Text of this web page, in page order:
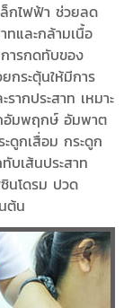
กไฟฟ้า ช่วยลด
ทและกล้ามเนื้อ
ารกดทับของ
กระตุ้นให้มีการ
ากประสาท เหมาะ
อัมพฤกษ์ อัมพาต
ะดูกเสื่อม กระดูก
บเส้นประสาท
นโดรม ปวด
ต้น